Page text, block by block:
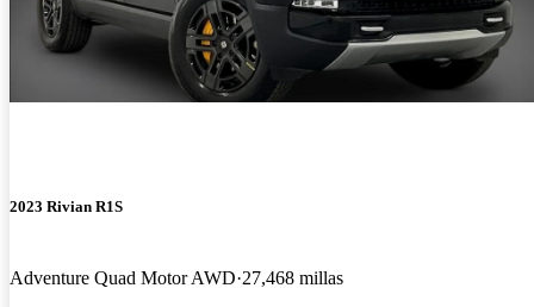
2023 Rivian R1S
Adventure Quad Motor AWD 27,468 millas